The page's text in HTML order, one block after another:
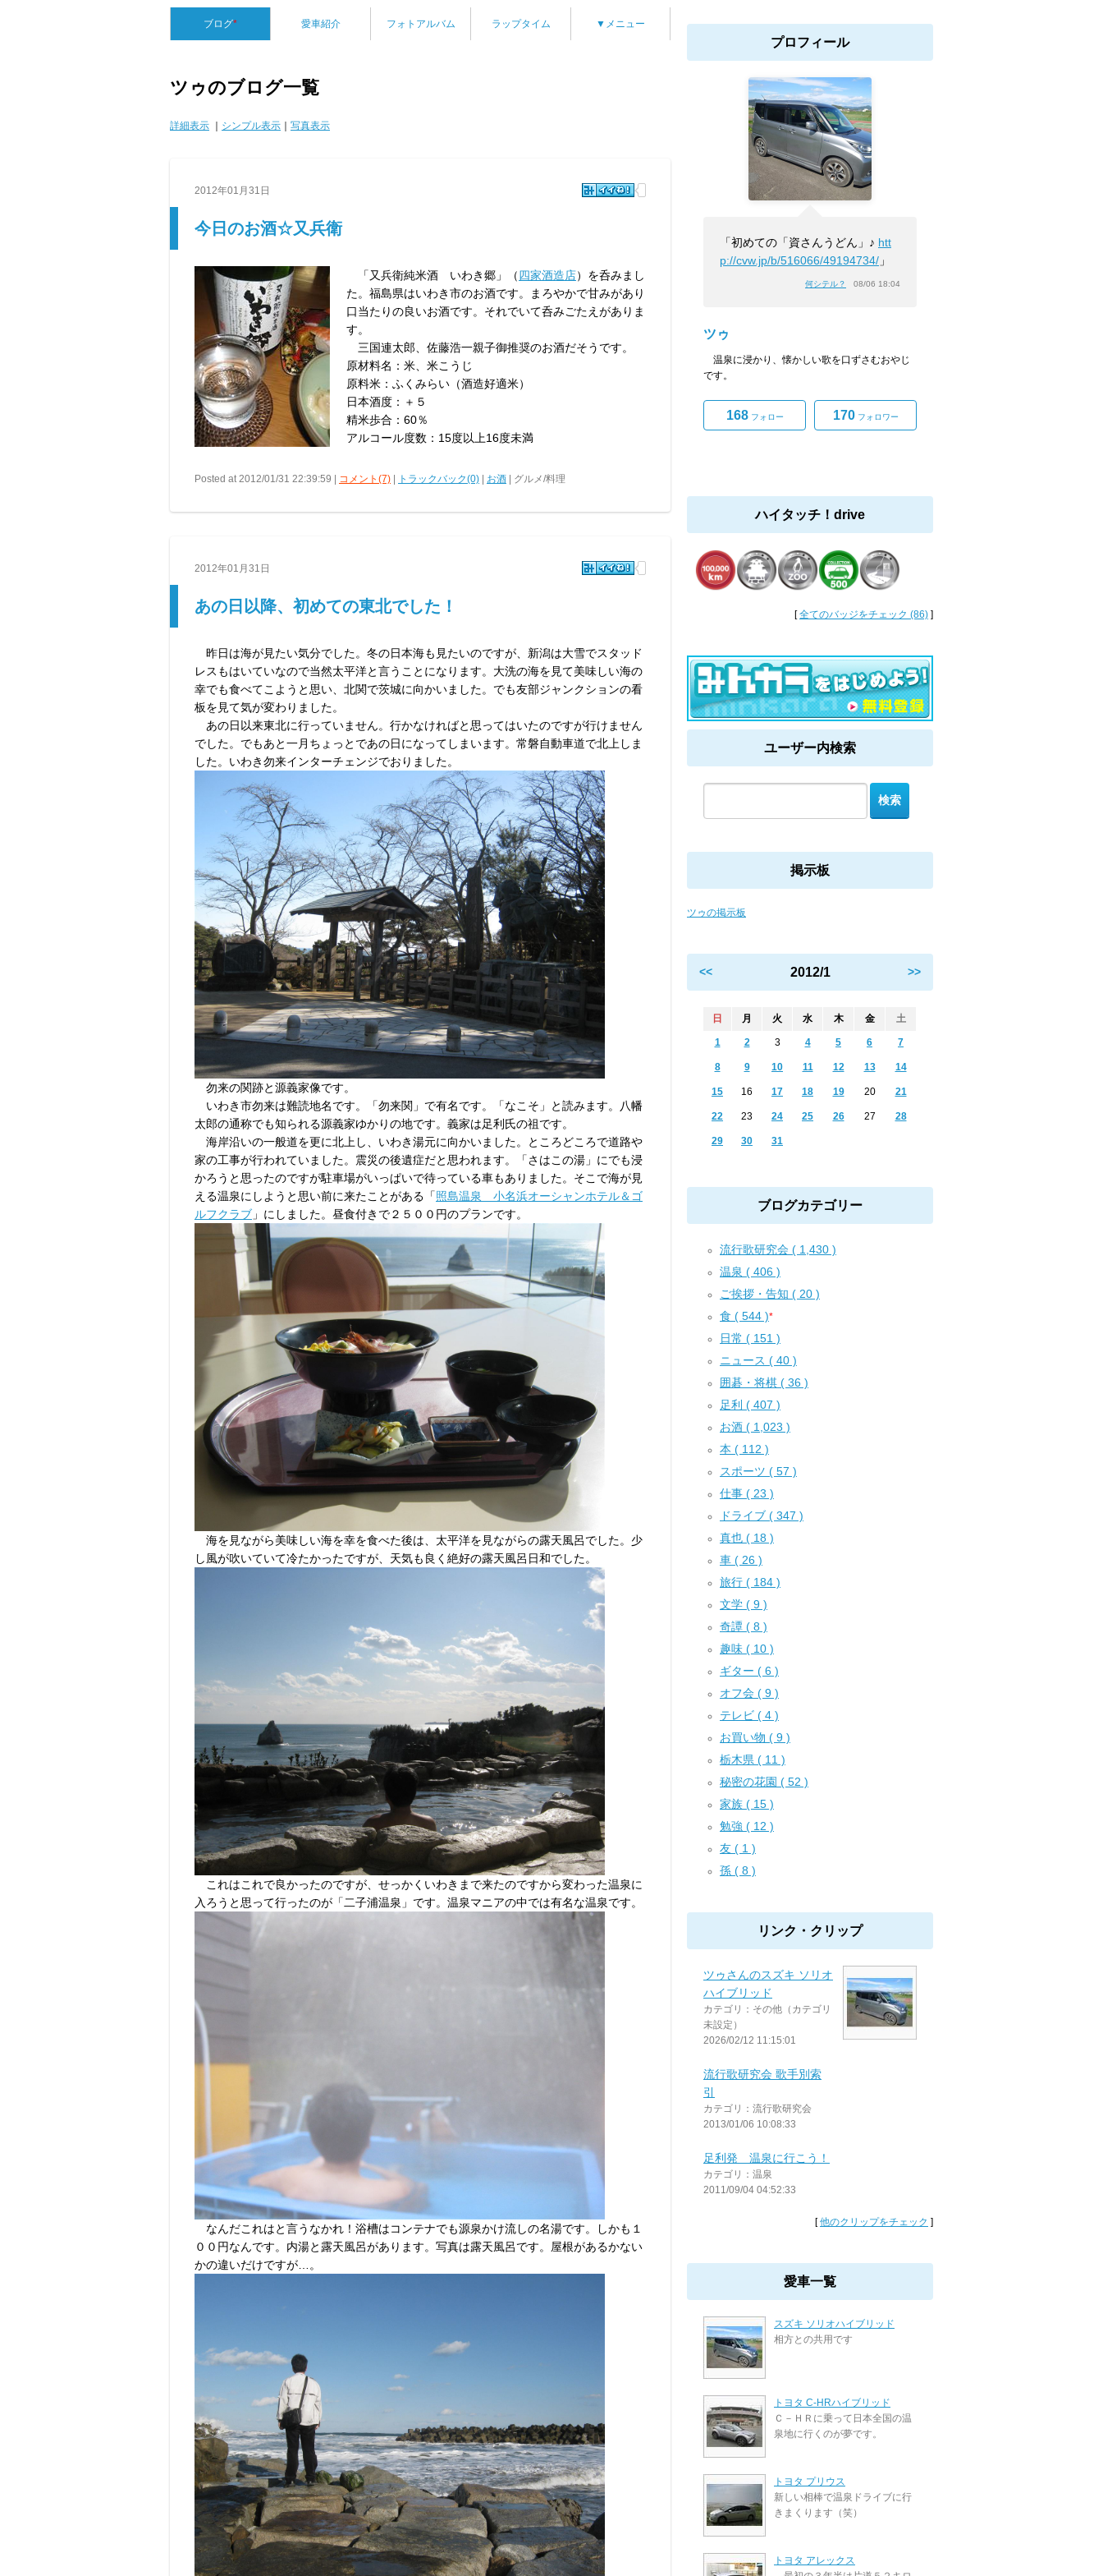
ブログ* 愛車紹介 フォトアルバム ラップタイム ▼メニュー
ツゥのブログ一覧
詳細表示 シンプル表示 写真表示
2012年01月31日
今日のお酒☆又兵衛
「又兵衛純米酒 いわき郷」（四家酒造店）を呑みまし
た。福島県はいわき市のお酒です。まろやかで甘みがあり
口当たりの良いお酒です。それでいて呑みごたえがありま
す。
三国連太郎、佐藤浩一親子御推奨のお酒だそうです。
原材料名：米、米こうじ
原料米：ふくみらい（酒造好適米）
日本酒度：＋５
精米歩合：60％
アルコール度数：15度以上16度未満
Posted at 2012/01/31 22:39:59 | コメント(7) トラックバック(0) お酒 | グルメ/料理
2012年01月31日
あの日以降、初めての東北でした！
昨日は海が見たい気分でした。冬の日本海も見たいのですが、新潟は大雪でスタッド
レスもはいていなので当然太平洋と言うことになります。大洗の海を見て美味しい海の
幸でも食べてこようと思い、北関で茨城に向かいました。でも友部ジャンクションの看
板を見て気が変わりました。
あの日以来東北に行っていません。行かなければと思ってはいたのですが行けません
でした。でもあと一月ちょっとであの日になってしまいます。常磐自動車道で北上しま
した。いわき勿来インターチェンジでおりました。
勿来の関跡と源義家像です。
いわき市勿来は難読地名です。「勿来関」で有名です。「なこそ」と読みます。八幡
太郎の通称でも知られる源義家ゆかりの地です。義家は足利氏の祖です。
海岸沿いの一般道を更に北上し、いわき湯元に向かいました。ところどころで道路や
家の工事が行われていました。震災の後遺症だと思われます。「さはこの湯」にでも浸
かろうと思ったのですが駐車場がいっぱいで待っている車もありました。そこで海が見
える温泉にしようと思い前に来たことがある「照島温泉 小名浜オーシャンホテル＆ゴ
ルフクラブ 」にしました。昼食付きで２５００円のプランです。
海を見ながら美味しい海を幸を食べた後は、太平洋を見ながらの露天風呂でした。少
し風が吹いていて冷たかったですが、天気も良く絶好の露天風呂日和でした。
これはこれで良かったのですが、せっかくいわきまで来たのですから変わった温泉に
入ろうと思って行ったのが「二子浦温泉」です。温泉マニアの中では有名な温泉です。
なんだこれはと言うなかれ！浴槽はコンテナでも源泉かけ流しの名湯です。しかも１
００円なんです。内湯と露天風呂があります。写真は露天風呂です。屋根があるかない
かの違いだけですが…。
プロフィール
「初めての「資さんうどん」♪ htt
p://cvw.jp/b/516066/49194734/ 」
何シテル？ 08/06 18:04
ツゥ
温泉に浸かり、懐かしい歌を口ずさむおやじ
です。
168フォロー 170フォロワー
ハイタッチ！drive
[全てのバッジをチェック (86) ]
ユーザー内検索
掲示板
ツゥの掲示板
<< 2012/1 >>
日 月 火 水 木 金 土
1 2 3 4 5 6 7
8 9 10 11 12 13 14
15 16 17 18 19 20 21
22 23 24 25 26 27 28
29 30 31
ブログカテゴリー
流行歌研究会 ( 1,430 )
温泉 ( 406 )
ご挨拶・告知 ( 20 )
食 ( 544 )*
日常 ( 151 )
ニュース ( 40 )
囲碁・将棋 ( 36 )
足利 ( 407 )
お酒 ( 1,023 )
本 ( 112 )
スポーツ ( 57 )
仕事 ( 23 )
ドライブ ( 347 )
真也 ( 18 )
車 ( 26 )
旅行 ( 184 )
文学 ( 9 )
奇譚 ( 8 )
趣味 ( 10 )
ギター ( 6 )
オフ会 ( 9 )
テレビ ( 4 )
お買い物 ( 9 )
栃木県 ( 11 )
秘密の花園 ( 52 )
家族 ( 15 )
勉強 ( 12 )
友 ( 1 )
孫 ( 8 )
リンク・クリップ
ツゥさんのスズキ ソリオ
ハイブリッド
カテゴリ：その他（カテゴリ
未設定）
2026/02/12 11:15:01
流行歌研究会 歌手別索
引
カテゴリ：流行歌研究会
2013/01/06 10:08:33
足利発 温泉に行こう！
カテゴリ：温泉
2011/09/04 04:52:33
[他のクリップをチェック ]
愛車一覧
スズキ ソリオハイブリッド
相方との共用です
トヨタ C-HRハイブリッド
Ｃ－ＨＲに乗って日本全国の温
泉地に行くのが夢です。
トヨタ プリウス
新しい相棒で温泉ドライブに行
きまくります（笑）
トヨタ アレックス